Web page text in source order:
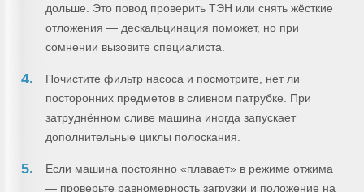
дольше. Это повод проверить ТЭН или снять жёсткие
отложения — дескальцинация поможет, но при
сомнении вызовите специалиста.
Почистите фильтр насоса и посмотрите, нет ли
посторонних предметов в сливном патрубке. При
затруднённом сливе машина иногда запускает
дополнительные циклы полоскания.
Если машина постоянно «плавает» в режиме отжима
— проверьте равномерность загрузки и положение на